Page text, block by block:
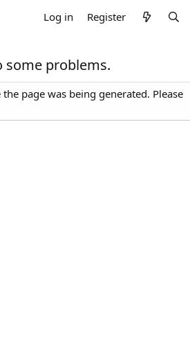
Log in Register
some problems.
page was being generated. Please